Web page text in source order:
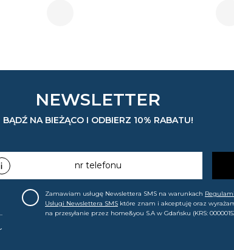
NEWSLETTER
BĄDŹ NA BIEŻĄCO I ODBIERZ 10% RABATU!
nr telefonu
Zamawiam usługę Newslettera SMS na warunkach
Usługi Newslettera SMS które znam i akceptuję oraz
na przesyłanie przez home&you S.A w Gdańsku (KRS:
promocjach, wyprzedażach). Wiem, że mogę tę zgodę w